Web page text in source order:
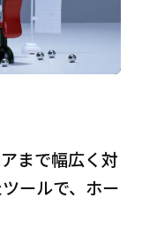
まで幅広く対
ールで、ホー